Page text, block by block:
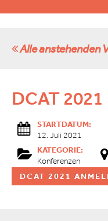
Alle anstehenden
DCAT 2021
STARTDATUM:
12. Juli 2021
KATEGORIE:
Konferenzen
DCAT 2021